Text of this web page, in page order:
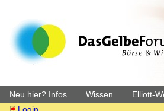
Neu hier? Infos Wissen Elliott-